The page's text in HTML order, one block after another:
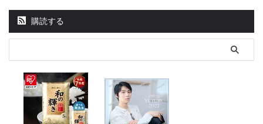
購読する